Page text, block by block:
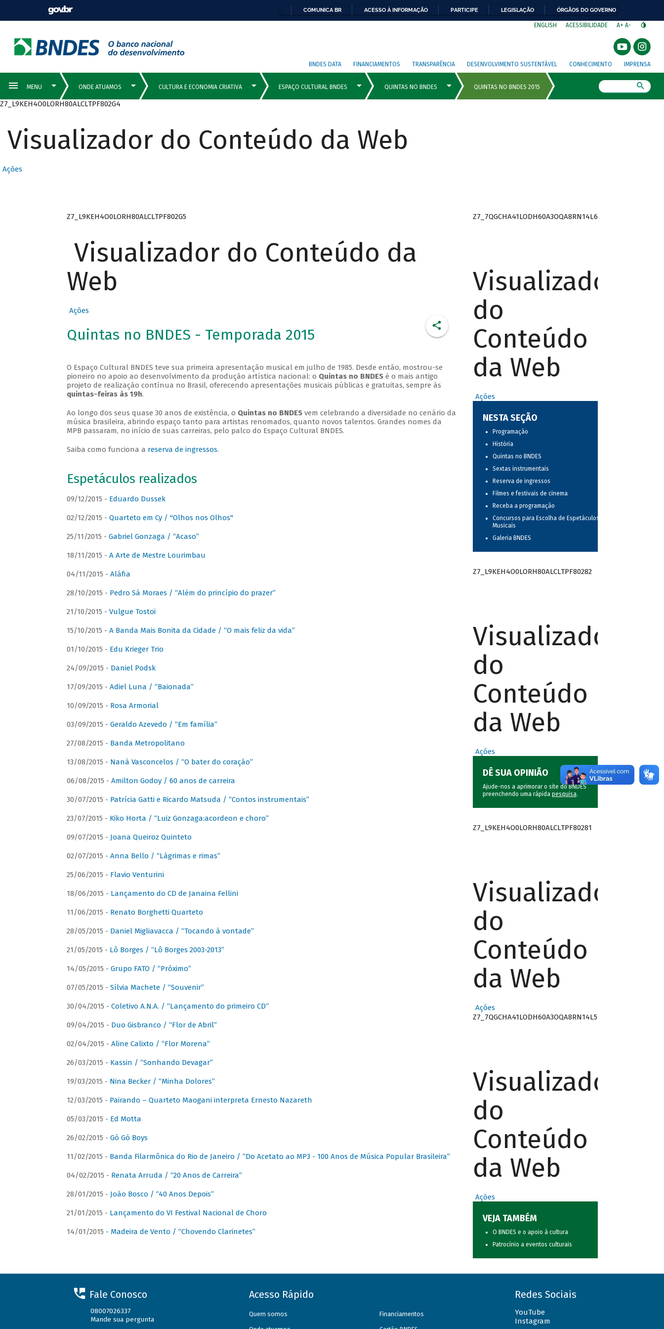
COMUNICA BR ACESSO À INFORMAÇÃO PARTICIPE LEGISLAÇÃO ÓRGÃOS DO GOVERNO
ENGLISH ACESSIBILIDADE A+ A-
BNDES DATA FINANCIAMENTOS TRANSPARÊNCIA DESENVOLVIMENTO SUSTENTÁVEL CONHECIMENTO IMPRENSA
Z7_L9KEH4O0LORH80ALCLTPF802G4
Visualizador do Conteúdo da Web
Ações
Z7_L9KEH4O0LORH80ALCLTPF802G5
Visualizador do Conteúdo da
Web
Ações
Quintas no BNDES - Temporada 2015
O Espaço Cultural BNDES teve sua primeira apresentação musical em julho de 1985. Desde então, mostrou-se
pioneiro no apoio ao desenvolvimento da produção artística nacional: o Quintas no BNDESé o mais antigo
projeto de realização contínua no Brasil, oferecendo apresentações musicais públicas e gratuitas, sempre às
quintas-feiras às 19h.
Ao longo dos seus quase 30 anos de existência, o Quintas no BNDESvem celebrando a diversidade no cenário da
música brasileira, abrindo espaço tanto para artistas renomados, quanto novos talentos. Grandes nomes da
MPB passaram, no início de suas carreiras, pelo palco do Espaço Cultural BNDES.
Saiba como funciona a reserva de ingressos.
Espetáculos realizados
09/12/2015 - Eduardo Dussek
02/12/2015 - Quarteto em Cy / "Olhos nos Olhos"
25/11/2015 - Gabriel Gonzaga / “Acaso”
18/11/2015 - A Arte de Mestre Lourimbau
04/11/2015 - Aláfia
28/10/2015 - Pedro Sá Moraes / “Além do princípio do prazer”
21/10/2015 - Vulgue Tostoi
15/10/2015 - A Banda Mais Bonita da Cidade / “O mais feliz da vida”
01/10/2015 - Edu Krieger Trio
24/09/2015 - Daniel Podsk
17/09/2015 - Adiel Luna / “Baionada”
10/09/2015 - Rosa Armorial
03/09/2015 - Geraldo Azevedo / “Em família”
27/08/2015 - Banda Metropolitano
13/08/2015 - Naná Vasconcelos / “O bater do coração”
06/08/2015 - Amilton Godoy / 60 anos de carreira
30/07/2015 - Patrícia Gatti e Ricardo Matsuda / “Contos instrumentais”
23/07/2015 - Kiko Horta / “Luiz Gonzaga:acordeon e choro”
09/07/2015 - Joana Queiroz Quinteto
02/07/2015 - Anna Bello / “Lágrimas e rimas”
25/06/2015 - Flavio Venturini
18/06/2015 - Lançamento do CD de Janaina Fellini
11/06/2015 - Renato Borghetti Quarteto
28/05/2015 - Daniel Migliavacca / “Tocando à vontade”
21/05/2015 - Lô Borges / “Lô Borges 2003-2013”
14/05/2015 - Grupo FATO / “Próximo”
07/05/2015 - Sílvia Machete / “Souvenir”
30/04/2015 - Coletivo A.N.A. / “Lançamento do primeiro CD”
09/04/2015 - Duo Gisbranco / “Flor de Abril”
02/04/2015 - Aline Calixto / “Flor Morena”
26/03/2015 - Kassin / “Sonhando Devagar”
19/03/2015 - Nina Becker / “Minha Dolores”
12/03/2015 - Pairando – Quarteto Maogani interpreta Ernesto Nazareth
05/03/2015 - Ed Motta
26/02/2015 - Gó Gó Boys
11/02/2015 - Banda Filarmônica do Rio de Janeiro / “Do Acetato ao MP3 - 100 Anos de Música Popular Brasileira”
04/02/2015 - Renata Arruda / “20 Anos de Carreira”
28/01/2015 - João Bosco / “40 Anos Depois”
21/01/2015 - Lançamento do VI Festival Nacional de Choro
14/01/2015 - Madeira de Vento / “Chovendo Clarinetes”
Z7_7QGCHA41LODH60A3OQA8RN14L6
Visualizador
do
Conteúdo
da Web
Ações
NESTA SEÇÃO
Programação
História
Quintas no BNDES
Sextas instrumentais
Reserva de ingressos
Filmes e festivais de cinema
Receba a programação
Concursos para Escolha de Espetáculos
Musicais
Galeria BNDES
Z7_L9KEH4O0LORH80ALCLTPF80282
Visualizador
do
Conteúdo
da Web
Ações
DÊ SUA OPINIÃO
Ajude-nos a aprimorar o site do BNDES
preenchendo uma rápida pesquisa.
Z7_L9KEH4O0LORH80ALCLTPF80281
Visualizador
do
Conteúdo
da Web
Ações
Z7_7QGCHA41LODH60A3OQA8RN14L5
Visualizador
do
Conteúdo
da Web
Ações
VEJA TAMBÉM
O BNDES e o apoio à cultura
Patrocínio a eventos culturais
Fale Conosco
08007026337
Mande sua pergunta
Acesso Rápido
Quem somos Financiamentos
Redes Sociais
YouTube
Instagram